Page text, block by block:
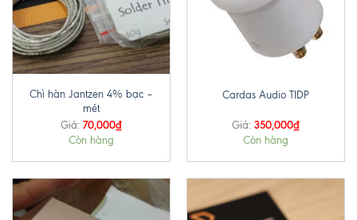
Chì hàn Jantzen 4% bạc –
mét
Giá: 70,000₫
Còn hàng
Cardas Audio TIDP
Giá: 350,000₫
Còn hàng